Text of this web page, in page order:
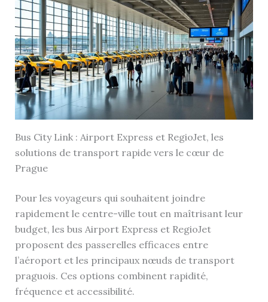
Bus City Link : Airport Express et RegioJet, les
solutions de transport rapide vers le cœur de
Prague
Pour les voyageurs qui souhaitent joindre
rapidement le centre-ville tout en maîtrisant leur
budget, les bus Airport Express et RegioJet
proposent des passerelles efficaces entre
l’aéroport et les principaux nœuds de transport
praguois. Ces options combinent rapidité,
fréquence et accessibilité.